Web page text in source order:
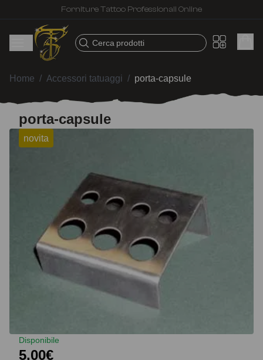
Spedizione veloce – Prodotti selezionati per tatuatori
Cerca prodotti
Home / Accessori tatuaggi / porta-capsule
porta-capsule
novita
Disponibile
5,00€